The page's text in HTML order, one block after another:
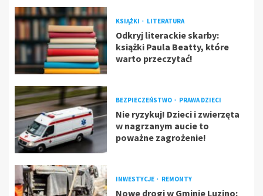
KSIĄŻKI LITERATURA
Odkryj literackie skarby:
książki Paula Beatty, które
warto przeczytać!
BEZPIECZEŃSTWO PRAWA DZIECI
Nie ryzykuj! Dzieci i zwierzęta
w nagrzanym aucie to
poważne zagrożenie!
INWESTYCJE REMONTY
Nowe drogi w Gminie Luzino: